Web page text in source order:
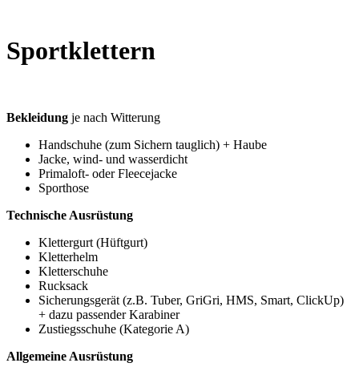
Sportklettern
Bekleidung je nach Witterung
Handschuhe (zum Sichern tauglich) + Haube
Jacke, wind- und wasserdicht
Primaloft- oder Fleecejacke
Sporthose
Technische Ausrüstung
Klettergurt (Hüftgurt)
Kletterhelm
Kletterschuhe
Rucksack
Sicherungsgerät (z.B. Tuber, GriGri, HMS, Smart, ClickUp)
+ dazu passender Karabiner
Zustiegsschuhe (Kategorie A)
Allgemeine Ausrüstung